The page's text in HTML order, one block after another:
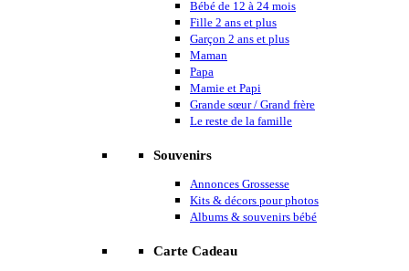
Bébé de 12 à 24 mois
Fille 2 ans et plus
Garçon 2 ans et plus
Maman
Papa
Mamie et Papi
Grande sœur / Grand frère
Le reste de la famille
Souvenirs
Annonces Grossesse
Kits & décors pour photos
Albums & souvenirs bébé
Carte Cadeau